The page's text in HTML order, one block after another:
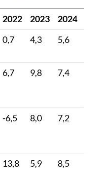
2022 2023 2024
0,7 4,3 5,6
6,7 9,8 7,4
-6,5 8,0 7,2
13,8 5,9 8,5